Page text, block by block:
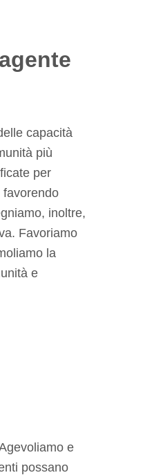
capacità
più
per
favorendo
inoltre,
Favoriamo
la
e
e
possano